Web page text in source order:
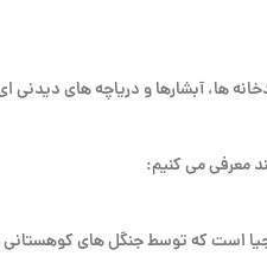
ها، آبشارها و دریاچه های